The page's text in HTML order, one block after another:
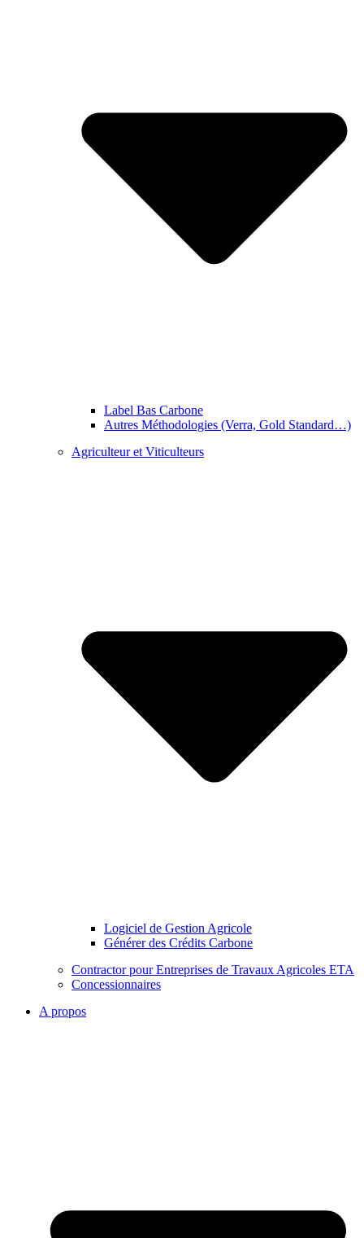
Label Bas Carbone
Autres Méthodologies (Verra, Gold Standard…)
Agriculteur et Viticulteurs
Logiciel de Gestion Agricole
Générer des Crédits Carbone
Contractor pour Entreprises de Travaux Agricoles ETA
Concessionnaires
A propos